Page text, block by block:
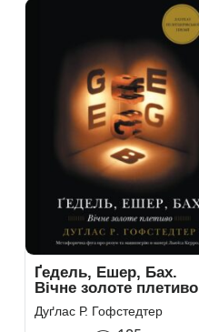
Ґедель, Ешер, Бах.
Вічне золоте плетиво
Дуґлас Р. Гофстедтер